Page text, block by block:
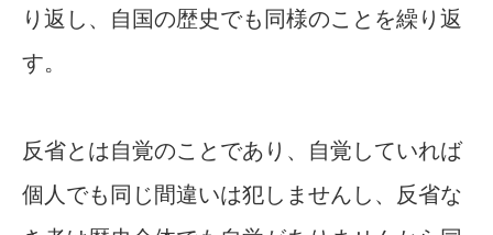
り返し、自国の歴史でも同様のことを繰り返
す。
反省とは自覚のことであり、自覚していれば
個人でも同じ間違いは犯しませんし、反省な